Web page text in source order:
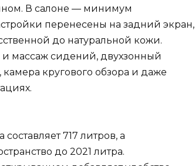
В салоне — минимум
перенесены на задний экран,
до натуральной кожи.
массаж сидений, двухзонный
кругового обзора и даже
717 литров, а
до 2021 литра.